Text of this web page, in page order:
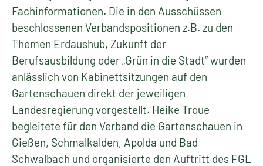
Fachinformationen. Die in den Ausschüssen
beschlossenen Verbandspositionen z.B. zu den
Themen Erdaushub, Zukunft der
Berufsausbildung oder „Grün in die Stadt“ wurden
anlässlich von Kabinettsitzungen auf den
Gartenschauen direkt der jeweiligen
Landesregierung vorgestellt. Heike Troue
begleitete für den Verband die Gartenschauen in
Gießen, Schmalkalden, Apolda und Bad
Schwalbach und organisierte den Auftritt des FGL